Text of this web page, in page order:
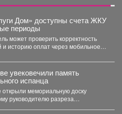
Дом» доступны счета ЖКУ
периоды
может проверить корректность
и историю оплат через мобильное
увековечили память
испанца
открыли мемориальную доску
руководителю разреза